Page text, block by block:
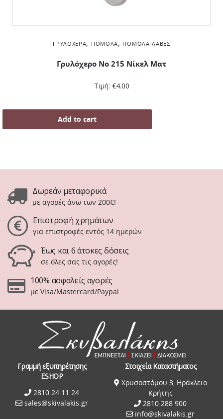
ΓΡΥΛΌΧΕΡΑ, ΠΌΜΟΛΑ, ΠΌΜΟΛΑ-ΛΑΒΈΣ
Γρυλόχερο Νο 215 Νίκελ Ματ
Τιμή: €4.00
Add to cart
Δωρεάν μεταφορικά
με αγορές άνω των 200€!
Επιστροφή χρημάτων
για επιστροφές εντός 14 ημερών
Έως και 6 άτοκες δόσεις
σε όλες σας τις αγορές!
100% ασφαλείς αγορές
με Visa/Mastercard/Paypal
Γραμμή εξυπηρέτησης
ESHOP
2810 24 11 24
sales@skivalakis.gr
Στοιχεία Καταστήματος
Χρυσοστόμου 3, Ηράκλειο
Κρήτης
2810 288 900
info@skivalakis.gr